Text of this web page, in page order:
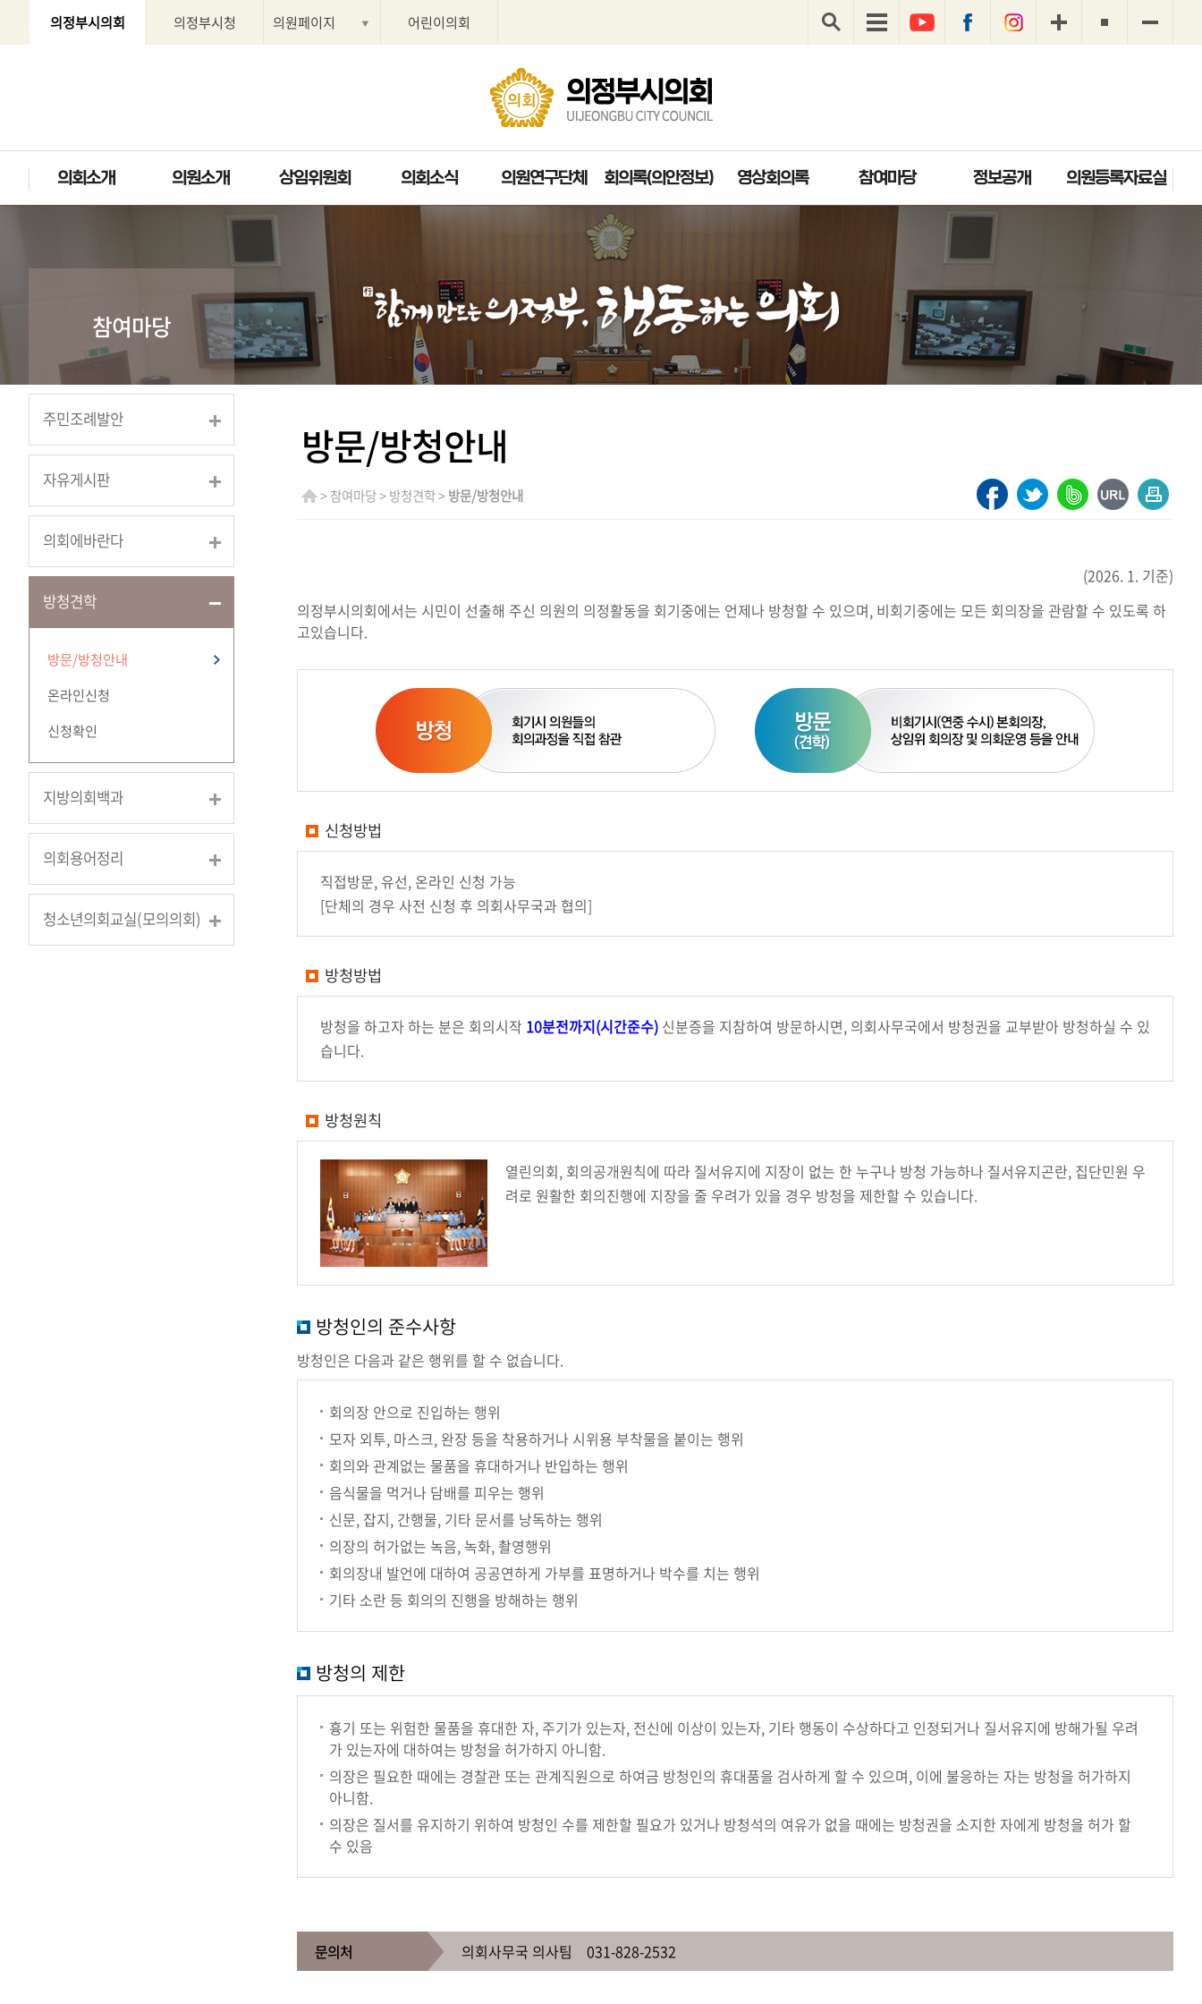
의정부시의회 의정부시청 의원페이지 어린이의회
의회소개 의원소개 상임위원회 의회소식 의원연구단체 회의록(의안정보) 영상회의록 참여마당 정보공개 의원등록자료실
참여마당
주민조례발안
자유게시판
의회에바란다
방청견학
방문/방청안내
온라인신청
신청확인
지방의회백과
의회용어정리
청소년의회교실(모의의회)
> 참여마당 > 방청견학 >방문/방청안내
방문/방청안내
(2026. 1. 기준)
의정부시의회에서는 시민이 선출해 주신 의원의 의정활동을 회기중에는 언제나 방청할 수 있으며, 비회기중에는 모든 회의장을 관람할 수 있도록 하
고있습니다.
신청방법
직접방문, 유선, 온라인 신청 가능
[단체의 경우 사전 신청 후 의회사무국과 협의]
방청방법
방청을 하고자 하는 분은 회의시작 10분전까지(시간준수) 신분증을 지참하여 방문하시면, 의회사무국에서 방청권을 교부받아 방청하실 수 있
습니다.
방청원칙
열린의회, 회의공개원칙에 따라 질서유지에 지장이 없는 한 누구나 방청 가능하나 질서유지곤란, 집단민원 우
려로 원활한 회의진행에 지장을 줄 우려가 있을 경우 방청을 제한할 수 있습니다.
방청인의 준수사항
방청인은 다음과 같은 행위를 할 수 없습니다.
회의장 안으로 진입하는 행위
모자 외투, 마스크, 완장 등을 착용하거나 시위용 부착물을 붙이는 행위
회의와 관계없는 물품을 휴대하거나 반입하는 행위
음식물을 먹거나 담배를 피우는 행위
신문, 잡지, 간행물, 기타 문서를 낭독하는 행위
의장의 허가없는 녹음, 녹화, 촬영행위
회의장내 발언에 대하여 공공연하게 가부를 표명하거나 박수를 치는 행위
기타 소란 등 회의의 진행을 방해하는 행위
방청의 제한
흉기 또는 위험한 물품을 휴대한 자, 주기가 있는자, 전신에 이상이 있는자, 기타 행동이 수상하다고 인정되거나 질서유지에 방해가될 우려
가 있는자에 대하여는 방청을 허가하지 아니함.
의장은 필요한 때에는 경찰관 또는 관계직원으로 하여금 방청인의 휴대품을 검사하게 할 수 있으며, 이에 불응하는 자는 방청을 허가하지
아니함.
의장은 질서를 유지하기 위하여 방청인 수를 제한할 필요가 있거나 방청석의 여유가 없을 때에는 방청권을 소지한 자에게 방청을 허가 할
수 있음
문의처 의회사무국 의사팀 031-828-2532